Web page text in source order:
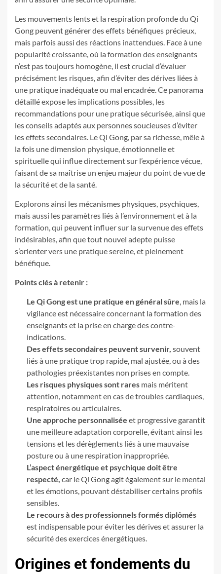
Les mouvements lents et la respiration profonde du Qi
Gong peuvent générer des effets bénéfiques précieux,
mais parfois aussi des réactions inattendues. Face à une
popularité croissante, où la formation des enseignants
n’est pas toujours homogène, il est crucial d’évaluer
précisément les risques, afin d’éviter des dérives liées à
une pratique inadéquate ou mal encadrée. Ce panorama
détaillé expose les implications possibles, les
recommandations pour une pratique sécurisée, ainsi que
les conseils adaptés aux personnes soucieuses d’éviter
les effets secondaires. Le Qi Gong, par sa richesse, mêle à
la fois une dimension physique, émotionnelle et
spirituelle qui influe directement sur l’expérience vécue,
faisant de sa maîtrise un enjeu majeur du point de vue de
la sécurité et de la santé.
Explorons ainsi les mécanismes physiques, psychiques,
mais aussi les paramètres liés à l’environnement et à la
formation, qui peuvent influer sur la survenue des effets
indésirables, afin que tout nouvel adepte puisse
s’orienter vers une pratique sereine, et pleinement
bénéfique.
Points clés à retenir :
Le Qi Gong est une pratique en général sûre, mais la
vigilance est nécessaire concernant la formation des
enseignants et la prise en charge des contre-
indications.
Des effets secondaires peuvent survenir, souvent
liés à une pratique trop rapide, mal ajustée, ou à des
pathologies préexistantes non prises en compte.
Les risques physiques sont rares mais méritent
attention, notamment en cas de troubles cardiaques,
respiratoires ou articulaires.
Une approche personnalisée et progressive garantit
une meilleure adaptation corporelle, évitant ainsi les
tensions et les dérèglements liés à une mauvaise
posture ou à une respiration inappropriée.
L’aspect énergétique et psychique doit être
respecté, car le Qi Gong agit également sur le mental
et les émotions, pouvant déstabiliser certains profils
sensibles.
Le recours à des professionnels formés diplômés
est indispensable pour éviter les dérives et assurer la
sécurité des exercices énergétiques.
Origines et fondements du